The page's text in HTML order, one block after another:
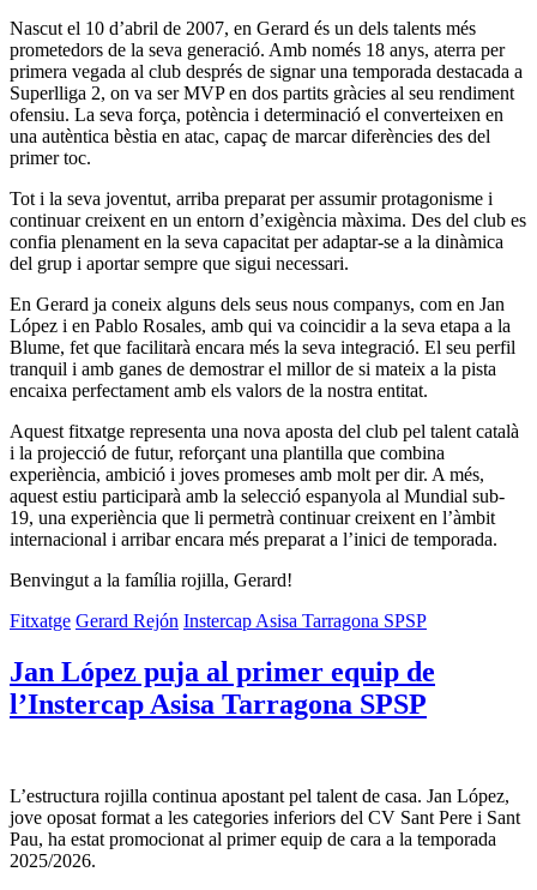
Nascut el 10 d’abril de 2007, en Gerard és un dels talents més
prometedors de la seva generació. Amb només 18 anys, aterra per
primera vegada al club després de signar una temporada destacada a
Superlliga 2, on va ser MVP en dos partits gràcies al seu rendiment
ofensiu. La seva força, potència i determinació el converteixen en
una autèntica bèstia en atac, capaç de marcar diferències des del
primer toc.
Tot i la seva joventut, arriba preparat per assumir protagonisme i
continuar creixent en un entorn d’exigència màxima. Des del club es
confia plenament en la seva capacitat per adaptar-se a la dinàmica
del grup i aportar sempre que sigui necessari.
En Gerard ja coneix alguns dels seus nous companys, com en Jan
López i en Pablo Rosales, amb qui va coincidir a la seva etapa a la
Blume, fet que facilitarà encara més la seva integració. El seu perfil
tranquil i amb ganes de demostrar el millor de si mateix a la pista
encaixa perfectament amb els valors de la nostra entitat.
Aquest fitxatge representa una nova aposta del club pel talent català
i la projecció de futur, reforçant una plantilla que combina
experiència, ambició i joves promeses amb molt per dir. A més,
aquest estiu participarà amb la selecció espanyola al Mundial sub-
19, una experiència que li permetrà continuar creixent en l’àmbit
internacional i arribar encara més preparat a l’inici de temporada.
Benvingut a la família rojilla, Gerard!
Fitxatge Gerard Rejón Instercap Asisa Tarragona SPSP
Jan López puja al primer equip de
l’Instercap Asisa Tarragona SPSP
L’estructura rojilla continua apostant pel talent de casa. Jan López,
jove oposat format a les categories inferiors del CV Sant Pere i Sant
Pau, ha estat promocionat al primer equip de cara a la temporada
2025/2026.